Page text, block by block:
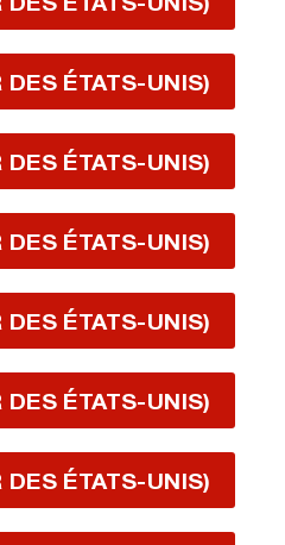
ÉTATS-UNIS)
ÉTATS-UNIS)
ÉTATS-UNIS)
ÉTATS-UNIS)
ÉTATS-UNIS)
ÉTATS-UNIS)